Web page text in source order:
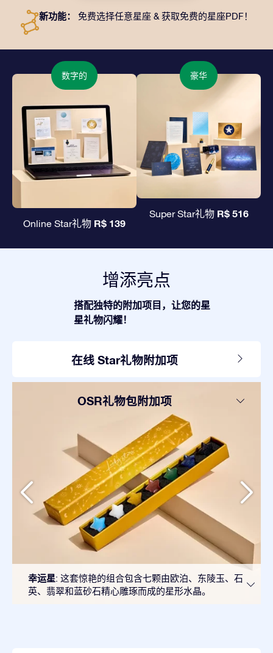
新功能： 免费选择任意星座 & 获取免费的星座PDF！
数字的
Online Star礼物 R$ 139
豪华
Super Star礼物 R$ 516
增添亮点
搭配独特的附加项目，让您的星
星礼物闪耀！
在线 Star礼物附加项
OSR礼物包附加项
幸运星: 这套惊艳的组合包含七颗由欧泊、东陵玉、石
英、翡翠和蓝砂石精心雕琢而成的星形水晶。